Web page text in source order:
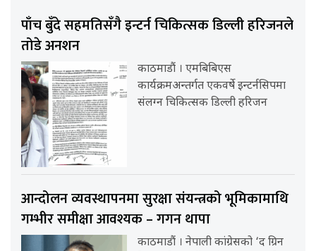
पाँच बुँदे सहमतिसँगै इन्टर्न चिकित्सक डिल्ली हरिजनले
तोडे अनशन
काठमाडौं । एमबिबिएस
कार्यक्रमअन्तर्गत एकवर्षे इन्टर्नसिपमा
संलग्न चिकित्सक डिल्ली हरिजन
आन्दोलन व्यवस्थापनमा सुरक्षा संयन्त्रको भूमिकामाथि
गम्भीर समीक्षा आवश्यक – गगन थापा
काठमाडौं । नेपाली कांग्रेसको ‘द ग्रिन